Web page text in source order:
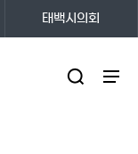
태백시의회